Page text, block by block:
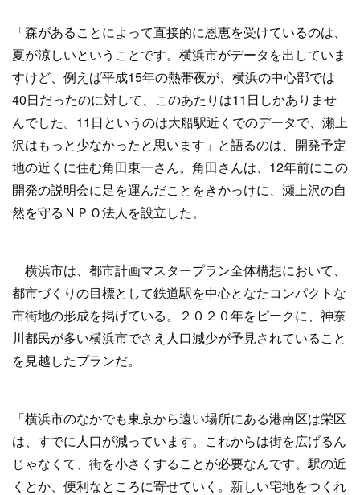
「森があることによって直接的に恩恵を受けているのは、
夏が涼しいということです。横浜市がデータを出していま
すけど、例えば平成15年の熱帯夜が、横浜の中心部では
40日だったのに対して、このあたりは11日しかありませ
んでした。11日というのは大船駅近くでのデータで、瀬上
沢はもっと少なかったと思います」と語るのは、開発予定
地の近くに住む角田東一さん。角田さんは、12年前にこの
開発の説明会に足を運んだことをきかっけに、瀬上沢の自
然を守るＮＰＯ法人を設立した。
横浜市は、都市計画マスタープラン全体構想において、
都市づくりの目標として鉄道駅を中心となたコンパクトな
市街地の形成を掲げている。２０２０年をピークに、神奈
川都民が多い横浜市でさえ人口減少が予見されていること
を見越したプランだ。
「横浜市のなかでも東京から遠い場所にある港南区は栄区
は、すでに人口が減っています。これからは街を広げるん
じゃなくて、街を小さくすることが必要なんです。駅の近
くとか、便利なところに寄せていく。新しい宅地をつくれ